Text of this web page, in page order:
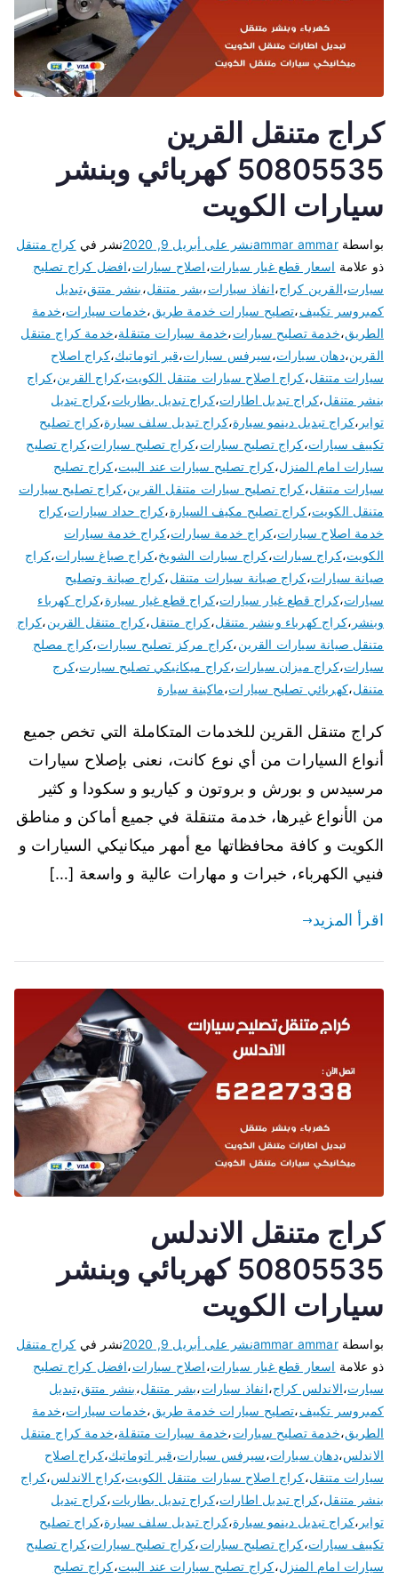
كراج متنقل القرين
50805535 كهربائي وبنشر
سيارات الكويت
بواسطةammar ammarنشر على أبريل 9, 2020 نشر في كراج متنقل
ذو علامة اسعار قطع غيار سيارات،اصلاح سيارات،افضل كراج تصليح
سيارت،القرين كراج،انفاذ سيارات،بشر متنقل،بنشر متتق،تبديل
كمبروسر تكييف،تصليح سيارات خدمة طريق،خدمات سيارات،خدمة
الطريق،خدمة تصليح سيارات،خدمة سيارات متنقلة،خدمة كراج متنقل
القرين،دهان سيارات،سيرفس سيارات،قير اتوماتيك،كراج اصلاح
سيارات متنقل،كراج اصلاح سيارات متنقل الكويت،كراج القرين،كراج
بنشر متنقل،كراج تبديل اطارات،كراج تبديل بطاريات،كراج تبديل
تواير ،كراج تبديل دينمو سيارة،كراج تبديل سلف سيارة،كراج تصليح
تكييف سيارات،كراج تصليح سبارات،كراج تصليح سيارات،كراج تصليح
سيارات امام المنزل،كراج تصليح سيارات عند البيت،كراج تصليح
سيارات متنقل،كراج تصليح سيارات متنقل القرين،كراج تصليح سيارات
متنقل الكويت،كراج تصليح مكيف السيارة،كراج حداد سيارات،كراج
خدمة اصلاح سيارات،كراج خدمة سيارات،كراج خدمة سيارات
الكويت،كراج سيارات،كراج سيارات الشويخ،كراج صباغ سيارات،كراج
صيانة سيارات،كراج صيانة سيارات متنقل،كراج صيانة وتصليح
سيارات،كراج قطع غيار سيارات،كراج قطع غيار سيارة،كراج كهرباء
وبنشر ،كراج كهرباء وبنشر متنقل،كراج متنقل،كراج متنقل القرين،كراج
متنقل صيانة سيارات القرين،كراج مركز تصليح سيارات،كراج مصلح
سيارات،كراج ميزان سيارات،كراج ميكانيكي تصليح سيارت،كرج
متنقل،كهربائي تصليح سيارات،ماكينة سيارة
كراج متنقل القرين للخدمات المتكاملة التي تخص جميع
أنواع السيارات من أي نوع كانت، نعنى بإصلاح سيارات
مرسيدس و بورش و بروتون و كياريو و سكودا و كثير
من الأنواع غيرها، خدمة متنقلة في جميع أماكن و مناطق
الكويت و كافة محافظاتها مع أمهر ميكانيكي السيارات و
فنيي الكهرباء، خبرات و مهارات عالية و واسعة […]
اقرأ المزيد
كراج متنقل الاندلس
50805535 كهربائي وبنشر
سيارات الكويت
بواسطةammar ammarنشر على أبريل 9, 2020 نشر في كراج متنقل
ذو علامة اسعار قطع غيار سيارات،اصلاح سيارات،افضل كراج تصليح
سيارت،الاندلس كراج،انفاذ سيارات،بشر متنقل،بنشر متتق،تبديل
كمبروسر تكييف،تصليح سيارات خدمة طريق،خدمات سيارات،خدمة
الطريق،خدمة تصليح سيارات،خدمة سيارات متنقلة،خدمة كراج متنقل
الاندلس،دهان سيارات،سيرفس سيارات،قير اتوماتيك،كراج اصلاح
سيارات متنقل،كراج اصلاح سيارات متنقل الكويت،كراج الاندلس،كراج
بنشر متنقل،كراج تبديل اطارات،كراج تبديل بطاريات،كراج تبديل
تواير ،كراج تبديل دينمو سيارة،كراج تبديل سلف سيارة،كراج تصليح
تكييف سيارات،كراج تصليح سبارات،كراج تصليح سيارات،كراج تصليح
سيارات امام المنزل،كراج تصليح سيارات عند البيت،كراج تصليح